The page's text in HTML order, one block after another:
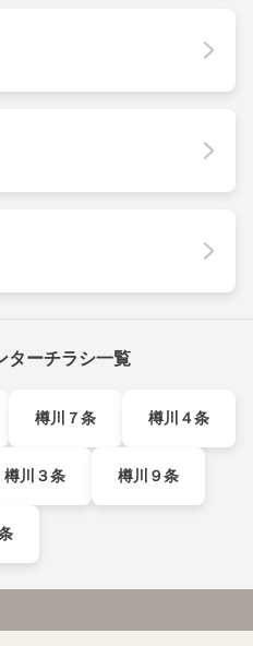
ターチラシ一覧
樽川７条 樽川４条
樽川３条 樽川９条